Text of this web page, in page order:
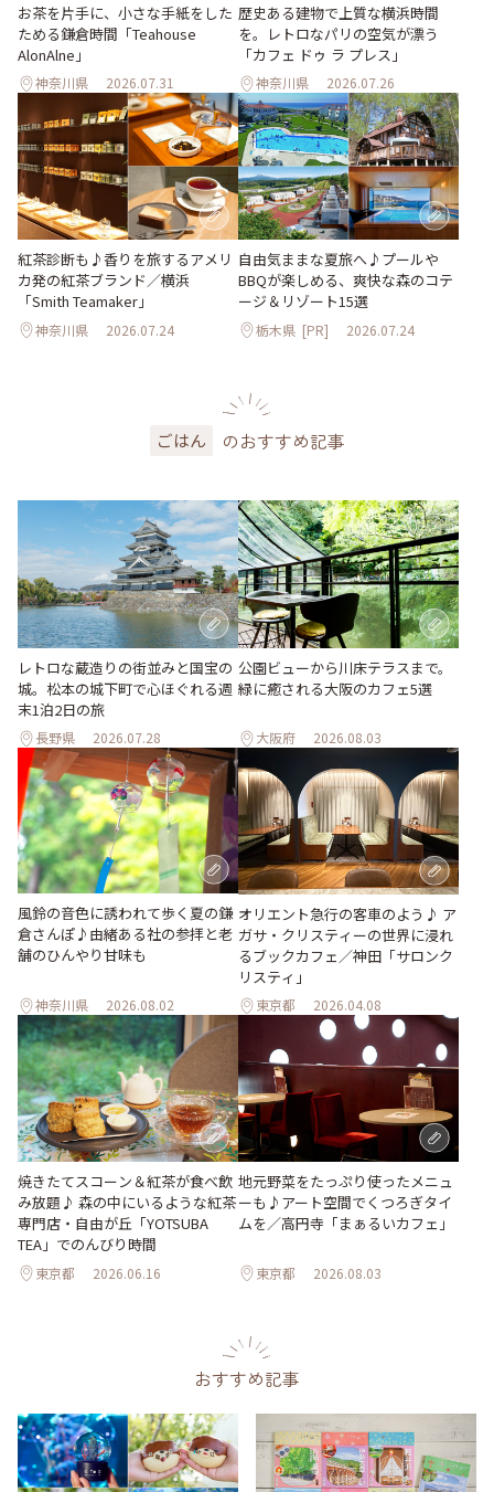
お茶を片手に、小さな手紙をした
ためる鎌倉時間「Teahouse
AlonAlne」
神奈川県 2026.07.31
歴史ある建物で上質な横浜時間
を。レトロなパリの空気が漂う
「カフェ ドゥ ラ プレス」
神奈川県 2026.07.26
紅茶診断も♪香りを旅するアメリ
カ発の紅茶ブランド／横浜
「Smith Teamaker」
神奈川県 2026.07.24
自由気ままな夏旅へ♪プールや
BBQが楽しめる、爽快な森のコテ
ージ＆リゾート15選
栃木県 [PR] 2026.07.24
ごはん のおすすめ記事
レトロな蔵造りの街並みと国宝の
城。松本の城下町で心ほぐれる週
末1泊2日の旅
長野県 2026.07.28
公園ビューから川床テラスまで。
緑に癒される大阪のカフェ5選
大阪府 2026.08.03
風鈴の音色に誘われて歩く夏の鎌
倉さんぽ♪由緒ある社の参拝と老
舗のひんやり甘味も
神奈川県 2026.08.02
オリエント急行の客車のよう♪ ア
ガサ・クリスティーの世界に浸れ
るブックカフェ／神田「サロンク
リスティ」
東京都 2026.04.08
焼きたてスコーン＆紅茶が食べ飲
み放題♪ 森の中にいるような紅茶
専門店・自由が丘「YOTSUBA
TEA」でのんびり時間
東京都 2026.06.16
地元野菜をたっぷり使ったメニュ
ーも♪アート空間でくつろぎタイ
ムを／高円寺「まぁるいカフェ」
東京都 2026.08.03
おすすめ記事